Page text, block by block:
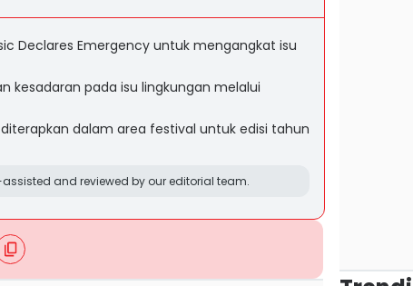
Declares Emergency untuk mengangkat isu
kesadaran pada isu lingkungan melalui
dalam area festival untuk edisi tahun
and reviewed by our editorial team.